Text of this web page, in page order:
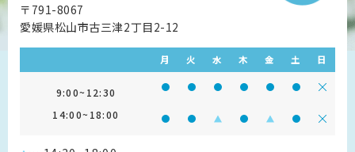
〒791-8067
愛媛県松山市古三津2丁目2-12
月 火 水 木 金 土 日
9:00~12:30 診療時間 9:00~12:30
診療時間 9:00~12:30
診療時間 9:00~12:30
診療時間 9:00~12:30
診療時間診療時
14:00~18:00 診療時間 14:00~18:00
診療時間 14:00~18:00
診療時間 14:00~18:00
診療時間診療時間診療時